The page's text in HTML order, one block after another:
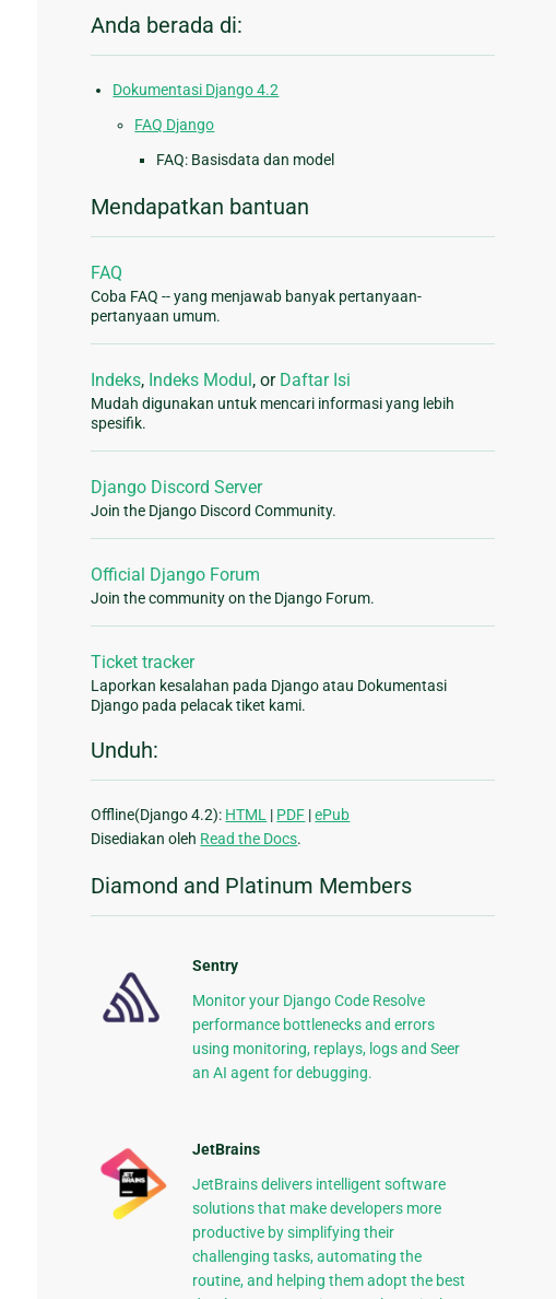
Anda berada di:
Dokumentasi Django 4.2
FAQ Django
FAQ: Basisdata dan model
Mendapatkan bantuan
FAQ
Coba FAQ -- yang menjawab banyak pertanyaan-
pertanyaan umum.
Indeks, Indeks Modul , or Daftar Isi
Mudah digunakan untuk mencari informasi yang lebih
spesifik.
Django Discord Server
Join the Django Discord Community.
Official Django Forum
Join the community on the Django Forum.
Ticket tracker
Laporkan kesalahan pada Django atau Dokumentasi
Django pada pelacak tiket kami.
Unduh:
Offline(Django 4.2): HTML | PDF |ePub
Disediakan oleh Read the Docs.
Diamond and Platinum Members
Sentry
Monitor your Django Code Resolve
performance bottlenecks and errors
using monitoring, replays, logs and Seer
an AI agent for debugging.
JetBrains
JetBrains delivers intelligent software
solutions that make developers more
productive by simplifying their
challenging tasks, automating the
routine, and helping them adopt the best